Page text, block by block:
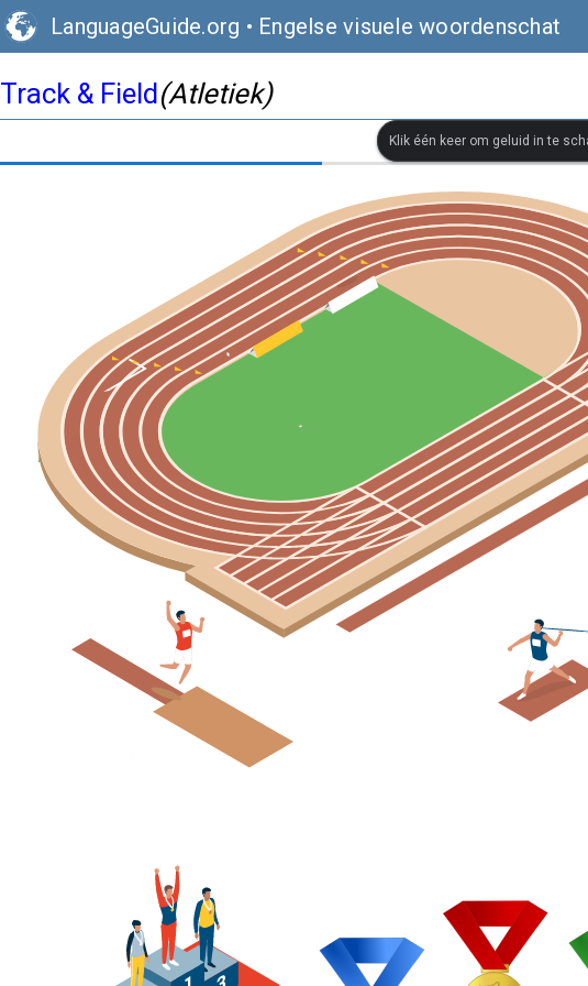
LanguageGuide.org • Engelse visuele woordenschat
Track & Field(Atletiek)
Klik één keer om geluid in te